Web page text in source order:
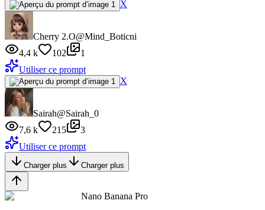
X
Cherry 2.O@Mind_Boticni
4,4 k
102
1
Utiliser ce prompt
X
Sairah@Sairah_0
7,6 k
215
3
Utiliser ce prompt
Charger plus Charger plus
Nano Banana Pro